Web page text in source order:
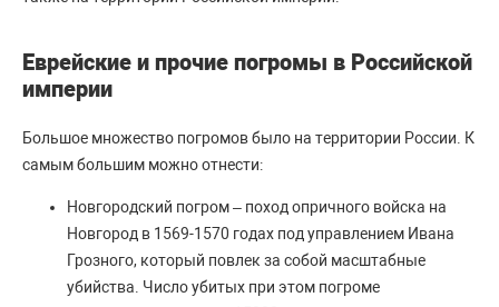
Еврейские и прочие погромы в Российской
империи
Большое множество погромов было на территории России. К
самым большим можно отнести:
Новгородский погром – поход опричного войска на
Новгород в 1569-1570 годах под управлением Ивана
Грозного, который повлек за собой масштабные
убийства. Число убитых при этом погроме